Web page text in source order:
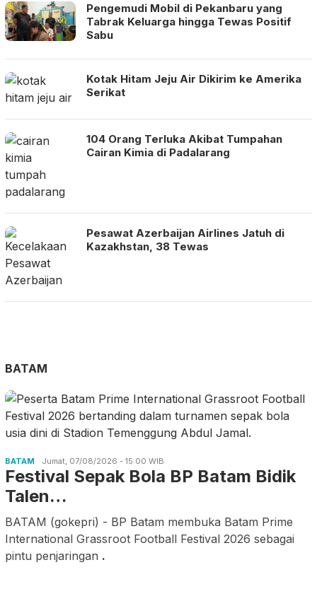
Pengemudi Mobil di Pekanbaru yang
Tabrak Keluarga hingga Tewas Positif
Sabu
Kotak Hitam Jeju Air Dikirim ke Amerika
Serikat
104 Orang Terluka Akibat Tumpahan
Cairan Kimia di Padalarang
Pesawat Azerbaijan Airlines Jatuh di
Kazakhstan, 38 Tewas
BATAM
BATAM Jumat, 07/08/2026 - 15:00 WIB
Festival Sepak Bola BP Batam Bidik
Talen…
BATAM (gokepri) - BP Batam membuka Batam Prime
International Grassroot Football Festival 2026 sebagai
pintu penjaringan .